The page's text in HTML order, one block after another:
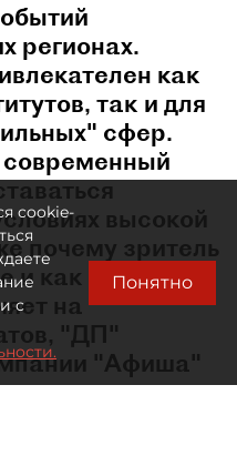
регионах.
как
так и для
сфер.
высокой
почему зритель
и как
на
"ДП"
"Афиша"
cookie-
с
Понятно